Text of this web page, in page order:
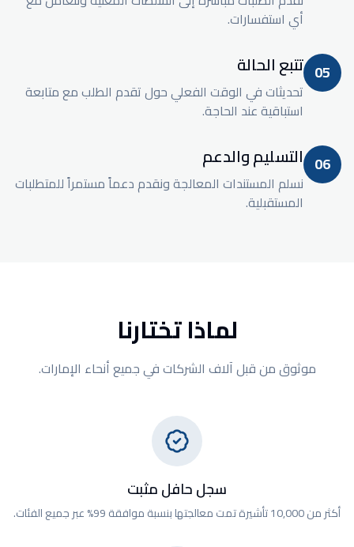
أي استفسارات.
05 تتبع الحالة
تحديثات في الوقت الفعلي حول تقدم الطلب مع متابعة
استباقية عند الحاجة.
06 التسليم والدعم
نسلم المستندات المعالجة ونقدم دعماً مستمراً للمتطلبات
المستقبلية.
لماذا تختارنا
موثوق من قبل آلاف الشركات في جميع أنحاء الإمارات.
سجل حافل مثبت
أكثر من 10,000 تأشيرة تمت معالجتها بنسبة موافقة 99% عبر جميع الفئات.